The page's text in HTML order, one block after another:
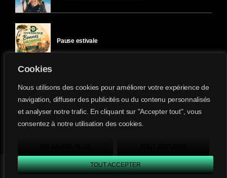
Cookies
Nous utilisons des cookies pour améliorer votre expérience de
navigation, diffuser des publicités ou du contenu personnalisés
et analyser notre trafic. En cliquant sur "Accepter tout", vous
consentez à notre utilisation des cookies.
TOUT ACCEPTER
play_arrow Divergence FM keyboard_arrow_right
Pause estivale
Ici l’Ombre – mardi 28 juillet